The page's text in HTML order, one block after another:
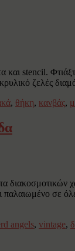
stencil.
ζελές
, θήκη, κανβάς,
σε
angels, vintage,